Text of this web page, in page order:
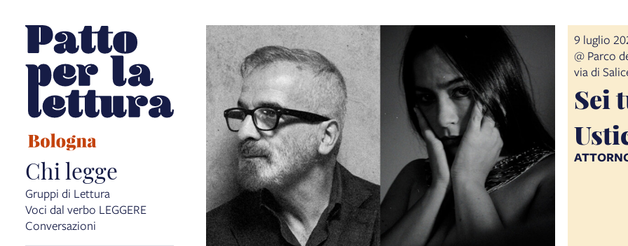
Chi legge
Gruppi di Lettura
Voci dal verbo LEGGERE
Conversazioni
9 luglio
@ Parco
via di
Sei